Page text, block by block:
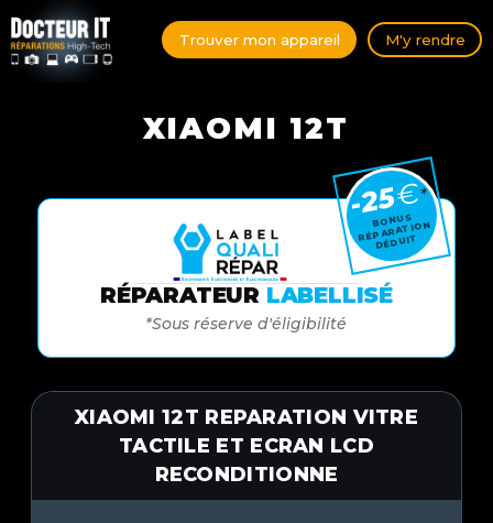
Trouver mon appareil M'y rendre
XIAOMI 12T
RÉPARATEUR LABELLISÉ
*Sous réserve d'éligibilité
-25€*
BONUS
RÉPARATION
DÉDUIT
XIAOMI 12T REPARATION VITRE
TACTILE ET ECRAN LCD
RECONDITIONNE